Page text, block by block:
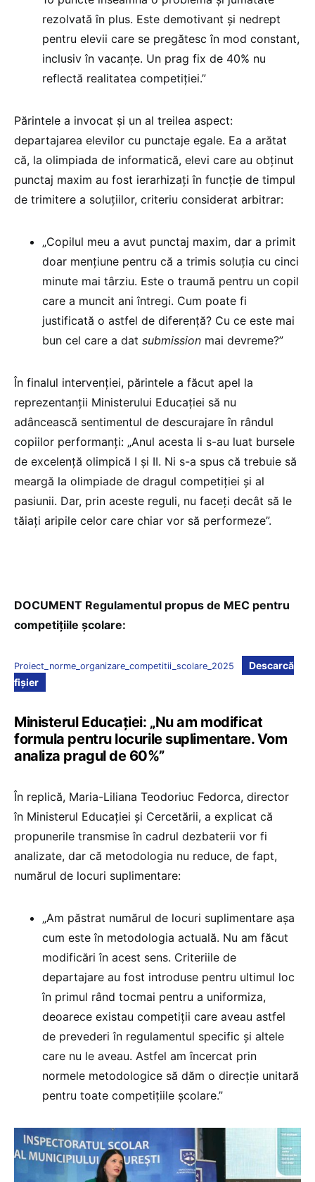
rezolvată în plus. Este demotivant și nedrept
pentru elevii care se pregătesc în mod constant,
inclusiv în vacanțe. Un prag fix de 40% nu
reflectă realitatea competiției.”
Părintele a invocat și un al treilea aspect:
departajarea elevilor cu punctaje egale. Ea a arătat
că, la olimpiada de informatică, elevi care au obținut
punctaj maxim au fost ierarhizați în funcție de timpul
de trimitere a soluțiilor, criteriu considerat arbitrar:
„Copilul meu a avut punctaj maxim, dar a primit
doar mențiune pentru că a trimis soluția cu cinci
minute mai târziu. Este o traumă pentru un copil
care a muncit ani întregi. Cum poate fi
justificată o astfel de diferență? Cu ce este mai
bun cel care a dat submission mai devreme?”
În finalul intervenției, părintele a făcut apel la
reprezentanții Ministerului Educației să nu
adâncească sentimentul de descurajare în rândul
copiilor performanți: „Anul acesta li s-au luat bursele
de excelență olimpică I și II. Ni s-a spus că trebuie să
meargă la olimpiade de dragul competiției și al
pasiunii. Dar, prin aceste reguli, nu faceți decât să le
tăiați aripile celor care chiar vor să performeze”.
DOCUMENT Regulamentul propus de MEC pentru
competițiile școlare:
Proiect_norme_organizare_competitii_scolare_2025
Descarcă
fișier
Ministerul Educației: „Nu am modificat
formula pentru locurile suplimentare. Vom
analiza pragul de 60%”
În replică, Maria-Liliana Teodoriuc Fedorca, director
în Ministerul Educației și Cercetării, a explicat că
propunerile transmise în cadrul dezbaterii vor fi
analizate, dar că metodologia nu reduce, de fapt,
numărul de locuri suplimentare:
„Am păstrat numărul de locuri suplimentare așa
cum este în metodologia actuală. Nu am făcut
modificări în acest sens. Criteriile de
departajare au fost introduse pentru ultimul loc
în primul rând tocmai pentru a uniformiza,
deoarece existau competiții care aveau astfel
de prevederi în regulamentul specific și altele
care nu le aveau. Astfel am încercat prin
normele metodologice să dăm o direcție unitară
pentru toate competițiile școlare.”